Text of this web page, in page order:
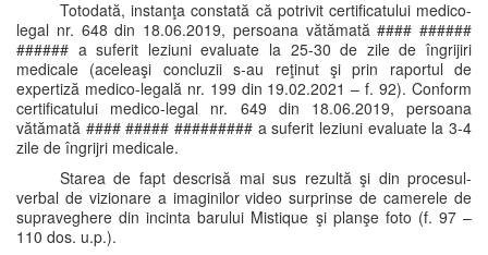
Totodată, instanţa constată că potrivit certificatului medico-
legal nr. 648 din 18.06.2019, persoana vătămată #### ######
###### a suferit leziuni evaluate la 25-30 de zile de îngrijiri
medicale (aceleaşi concluzii s-au reţinut şi prin raportul de
expertiză medico-legală nr. 199 din 19.02.2021 – f. 92). Conform
certificatului medico-legal nr. 649 din 18.06.2019, persoana
vătămată #### ##### ######### a suferit leziuni evaluate la 3-4
zile de îngrijri medicale.
Starea de fapt descrisă mai sus rezultă şi din procesul-
verbal de vizionare a imaginilor video surprinse de camerele de
supraveghere din incinta barului Mistique şi planşe foto (f. 97 –
110 dos. u.p.).